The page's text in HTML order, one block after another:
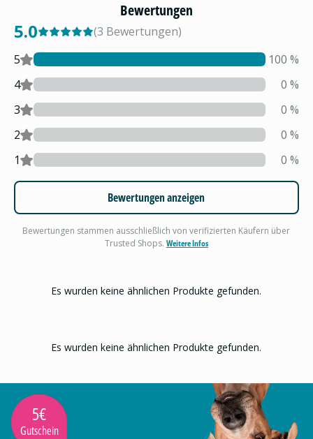
Bewertungen
5.0 (3 Bewertungen)
5
100 %
4
0 %
3
0 %
2
0 %
1
0 %
Bewertungen anzeigen
Bewertungen stammen ausschließlich von verifizierten Käufern über
Trusted Shops. Weitere Infos
Es wurden keine ähnlichen Produkte gefunden.
Es wurden keine ähnlichen Produkte gefunden.
5€
Gutschein